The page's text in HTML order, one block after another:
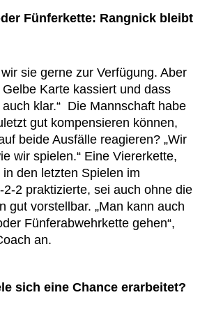
Fünferkette: Rangnick bleibt
sie gerne zur Verfügung. Aber
Karte kassiert und dass
klar.“ Die Mannschaft habe
gut kompensieren können,
beide Ausfälle reagieren? „Wir
wir spielen.“ Eine Viererkette,
den letzten Spielen im
2 praktizierte, sei auch ohne die
gut vorstellbar. „Man kann auch
Fünferabwehrkette gehen“,
an.
sich eine Chance erarbeitet?